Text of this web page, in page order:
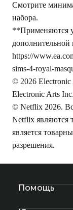
Смотрите
набора.
**Применяются
https://
sims-4-royal-
© 2026 Electronic
Electronic Arts Inc.
© Netflix 2026.
Netflix являются
является
разрешения.
Помощь